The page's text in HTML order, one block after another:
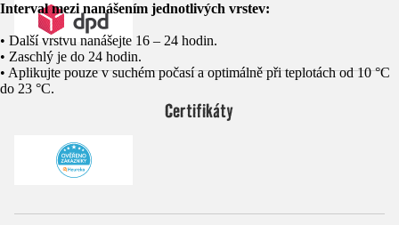
Interval mezi nanášením jednotlivých vrstev:
• Další vrstvu nanášejte 16 – 24 hodin.
• Zaschlý je do 24 hodin.
• Aplikujte pouze v suchém počasí a optimálně při teplotách od 10 °C
do 23 °C.
Certifikáty